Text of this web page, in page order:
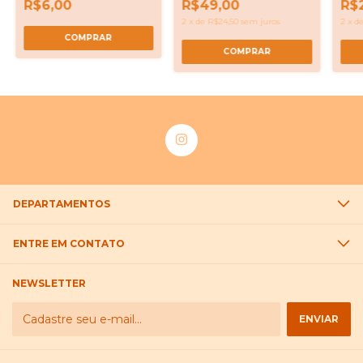
R$6,00 R$49,00
2 xde R$24,50 sem juros
COMPRAR
2 x
DEPARTAMENTOS
ENTRE EM CONTATO
NEWSLETTER